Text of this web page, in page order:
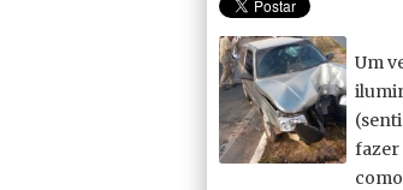
Um
fazer